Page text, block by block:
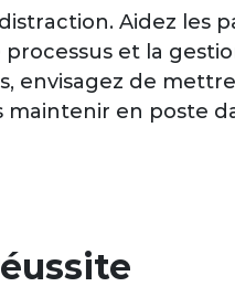
Aidez
et la
envisagez de
maintenir en poste